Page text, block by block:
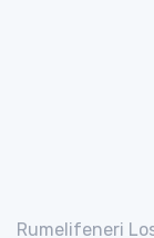
Rumelifeneri